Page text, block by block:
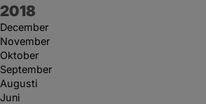
År:
2018
December
November
Oktober
September
Augusti
Juni